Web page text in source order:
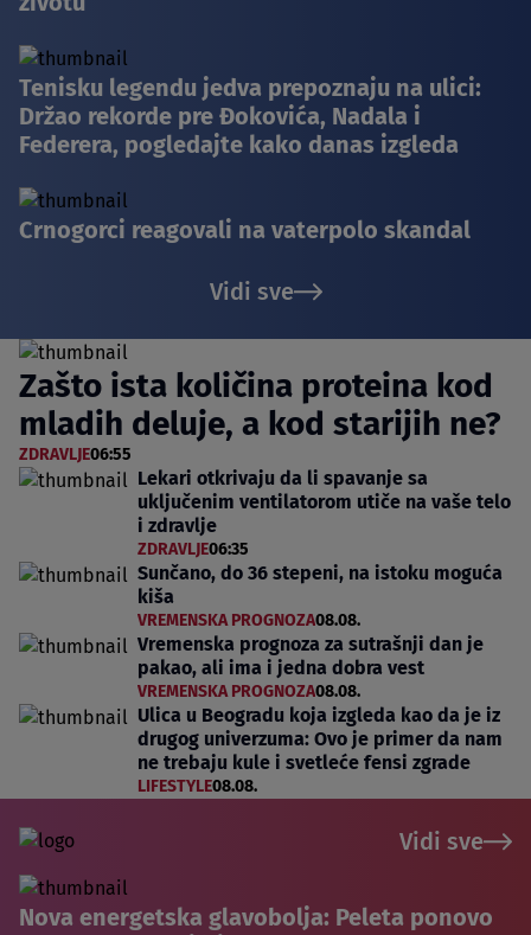
Tenisku legendu jedva prepoznaju na ulici:
Držao rekorde pre Đokovića, Nadala i
Federera, pogledajte kako danas izgleda
Crnogorci reagovali na vaterpolo skandal
Vidi sve
Zašto ista količina proteina kod
mladih deluje, a kod starijih ne?
ZDRAVLJE06:55
Lekari otkrivaju da li spavanje sa
uključenim ventilatorom utiče na vaše telo
i zdravlje
ZDRAVLJE06:35
Sunčano, do 36 stepeni, na istoku moguća
kiša
VREMENSKA PROGNOZA08.08.
Vremenska prognoza za sutrašnji dan je
pakao, ali ima i jedna dobra vest
VREMENSKA PROGNOZA08.08.
Ulica u Beogradu koja izgleda kao da je iz
drugog univerzuma: Ovo je primer da nam
ne trebaju kule i svetleće fensi zgrade
LIFESTYLE08.08.
Vidi sve
Nova energetska glavobolja: Peleta ponovo